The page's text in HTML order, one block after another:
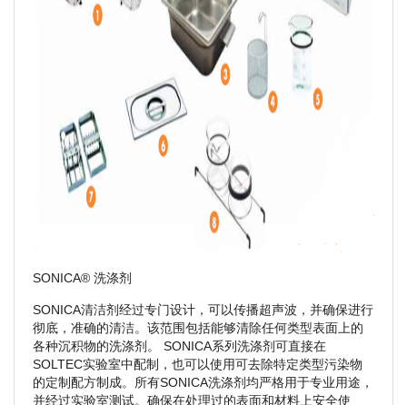
SONICA® 洗涤剂
SONICA清洁剂经过专门设计，可以传播超声波，并确保进行
彻底，准确的清洁。该范围包括能够清除任何类型表面上的
各种沉积物的洗涤剂。 SONICA系列洗涤剂可直接在
SOLTEC实验室中配制，也可以使用可去除特定类型污染物
的定制配方制成。所有SONICA洗涤剂均严格用于专业用途，
并经过实验室测试。确保在处理过的表面和材料上安全使